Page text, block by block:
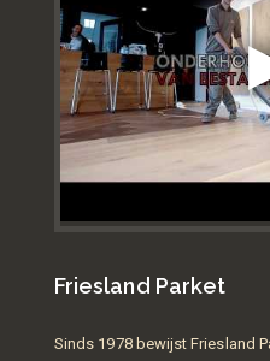
Friesland Parket
Sinds 1978 bewijst Friesland